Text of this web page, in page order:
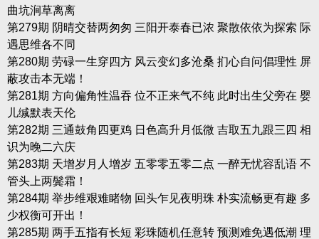
曲坑涧草离离
第279期 阴晴交替两匆匆 三阳开泰春已浓 聚散依依为探索 际
遇思维各不同
第280期 劳碌一生穿四方 风云变幻多沧桑 扪心自问倡理性 屏
蔽攻击本无端！
第281期 方向偏角性温吞 位不正来气不纯 此时出生父旁在 婴
儿缄默表天伦
第282期 三通鼓角四更鸡 日色高升月低微 吉取五九跟三四 相
识为晚二六庆
第283期 天增岁月人增岁 五零零五零二点 一醉无忧容乱语 不
管头上两鬓霜！
第284期 举步维艰难睹物 回头乍见夜明珠 朴实流畅更有趣 多
少权衡可开出！
第285期 两手五指有长短 彩珠随机任意转 预测难免遇低潮 理